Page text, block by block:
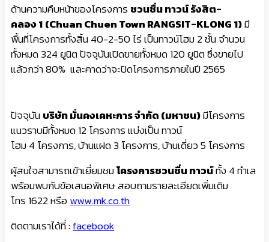
ด้านความคืบหน้าของโครงการชวนชื่น ทาวน์ รังสิต-
คลอง 1(Chuan Chuen Town RANGSIT-KLONG 1)มี
พื้นที่โครงการทั้งสิ้น 40-2-50 ไร่ เป็นทาวน์โฮม 2 ชั้น จำนวน
ทั้งหมด 324 ยูนิต ปัจจุบันเปิดขายทั้งหมด 120 ยูนิต ซึ่งขายไป
แล้วกว่า 80% และคาดว่าจะปิดโครงการภายในปี 2565
ปัจจุบันบริษัท มั่นคงเคหะการ จำกัด (มหาชน)มีโครงการ
แนวราบมีทั้งหมด 12 โครงการ แบ่งเป็น ทาวน์
โฮม 4 โครงการ, บ้านแฝด 3 โครงการ, บ้านเดี่ยว 5 โครงการ
ผู้สนใจสามารถเข้าเยี่ยมชมโครงการชวนชื่น ทาวน์ทั้ง 4 ทำเล
พร้อมพบกับข้อเสนอพิเศษ สอบถามรายละเอียดเพิ่มเติม
โทร 1622 หรือ www.mk.co.th
ติดตามเราได้ที่ :facebook